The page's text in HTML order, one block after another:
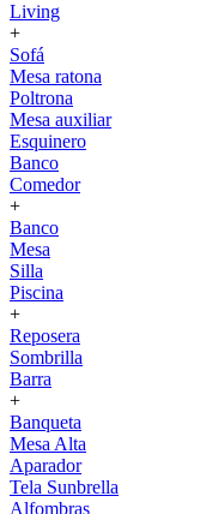
Living
+
Sofá
Mesa ratona
Poltrona
Mesa auxiliar
Esquinero
Banco
Comedor
+
Banco
Mesa
Silla
Piscina
+
Reposera
Sombrilla
Barra
+
Banqueta
Mesa Alta
Aparador
Tela Sunbrella
Alfombras